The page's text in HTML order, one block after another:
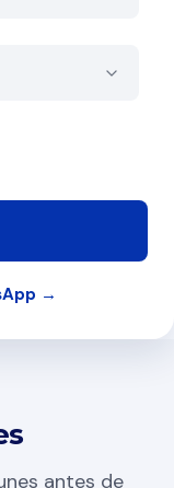
→
antes de